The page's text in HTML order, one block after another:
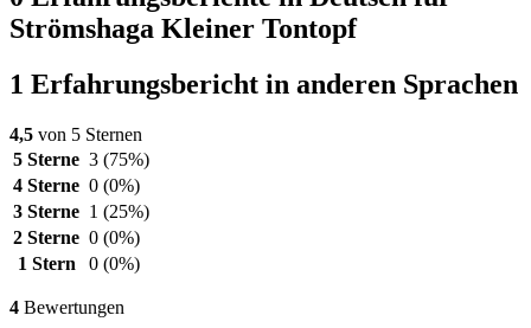
Strömshaga Kleiner Tontopf
1 Erfahrungsbericht in anderen Sprachen
4,5 von 5 Sternen
5 Sterne 3 (75%)
4 Sterne 0 (0%)
3 Sterne 1 (25%)
2 Sterne 0 (0%)
1 Stern
0 (0%)
4 Bewertungen